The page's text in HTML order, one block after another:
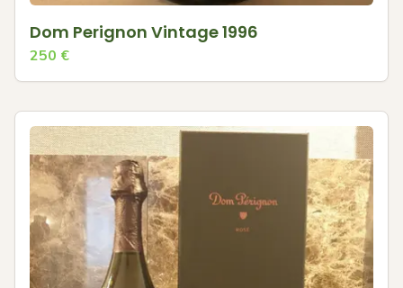
Dom Perignon Vintage 1996
250 €